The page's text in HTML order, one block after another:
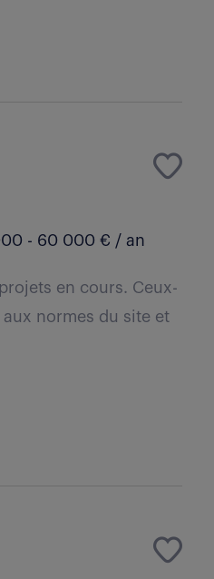
- 60 000 € / an
en cours. Ceux-
normes du site et